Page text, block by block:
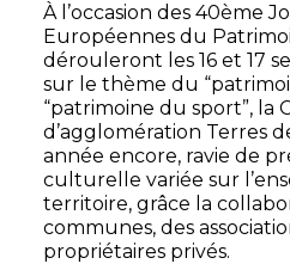
À l’occasion des 40ème
Européennes du
dérouleront les 16 et 17
sur le thème du
“patrimoine du sport”, la
d’agglomération Terres
année encore, ravie de
culturelle variée sur
territoire, grâce la
communes, des
propriétaires privés.